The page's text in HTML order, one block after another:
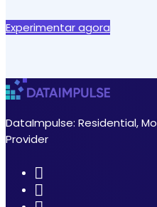
Experimentar agora
DataImpulse: Residential,
Provider